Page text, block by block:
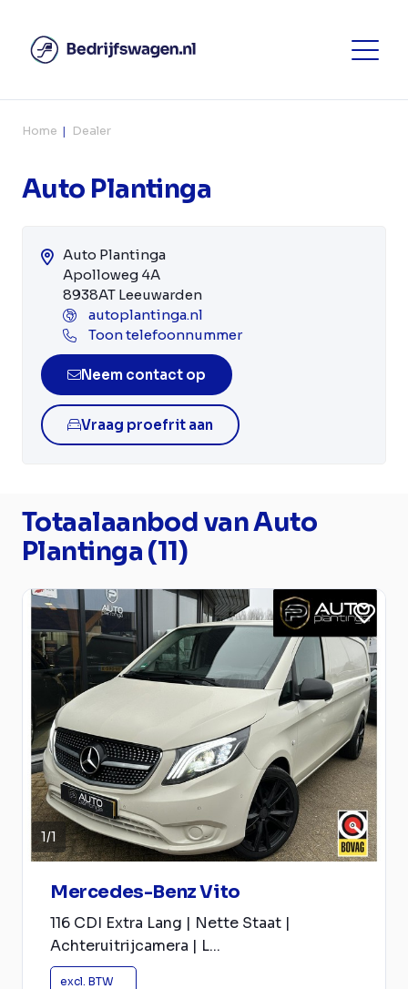
Home Dealer
Auto Plantinga
Auto Plantinga
Apolloweg 4A
8938AT Leeuwarden
autoplantinga.nl
Toon telefoonnummer
Neem contact op
Vraag proefrit aan
Totaalaanbod van Auto
Plantinga (11)
1/1
Mercedes-Benz Vito
116 CDI Extra Lang | Nette Staat |
Achteruitrijcamera | L...
excl. BTW